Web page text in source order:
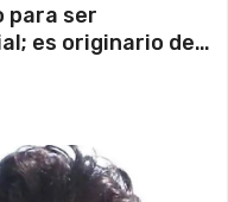
para ser
es originario de